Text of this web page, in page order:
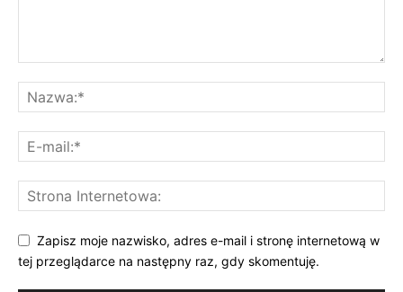
Zapisz moje nazwisko, adres e-mail i stronę internetową w
tej przeglądarce na następny raz, gdy skomentuję.